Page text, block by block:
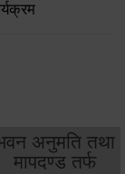
अनुमति तथा
मापदण्ड तर्फ